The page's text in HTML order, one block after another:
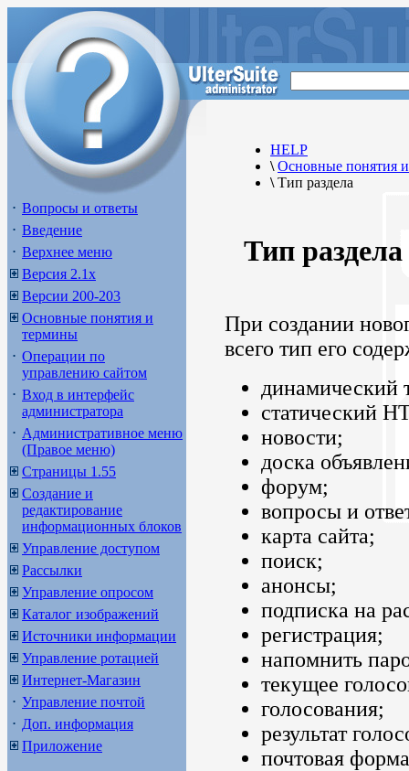
Вопросы и ответы
Введение
Верхнее меню
Версия 2.1х
Версии 200-203
Основные понятия и
термины
Операции по
управлению сайтом
Вход в интерфейс
администратора
Административное меню
(Правое меню)
Страницы 1.55
Создание и
редактирование
информационных блоков
Управление доступом
Рассылки
Управление опросом
Каталог изображений
Источники информации
Управление ротацией
Интернет-Магазин
Управление почтой
Доп. информация
Приложение
HELP
\Основные понятия
\Тип раздела
Тип раздела
При создании
всего тип его
динамический
статический
новости;
доска
форум;
вопросы и
карта сайта;
поиск;
анонсы;
подписка на
регистрация;
напомнить
текущее
голосования;
результат
почтовая форма